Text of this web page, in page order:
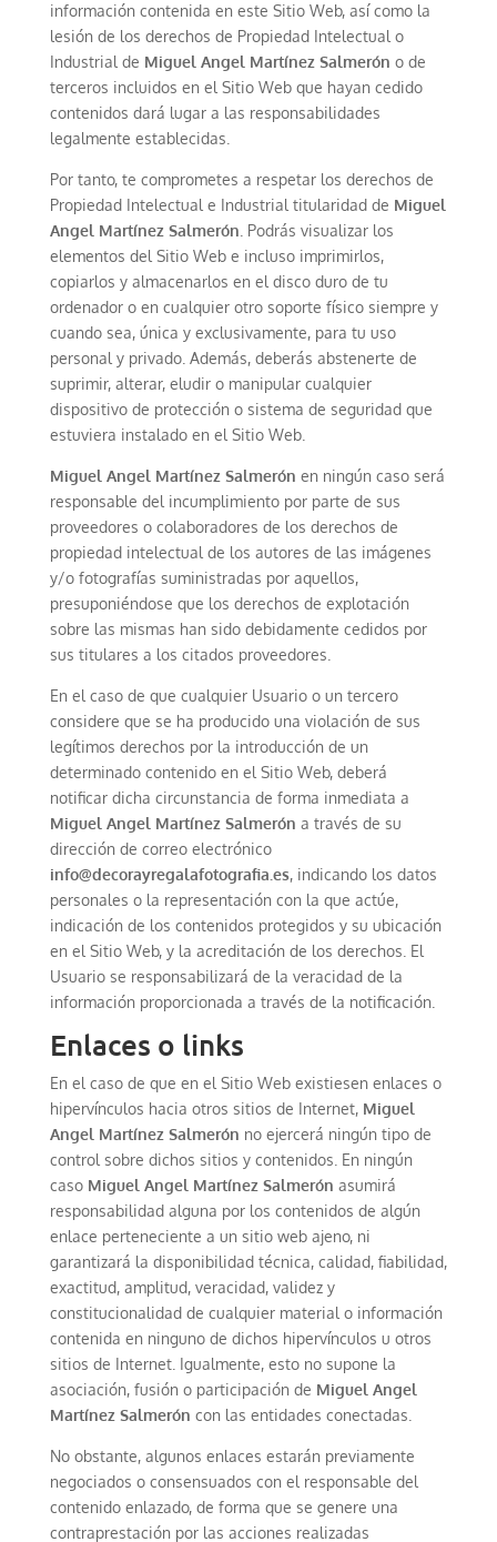
información contenida en este Sitio Web, así como la
lesión de los derechos de Propiedad Intelectual o
Industrial de Miguel Angel Martínez Salmerón o de
terceros incluidos en el Sitio Web que hayan cedido
contenidos dará lugar a las responsabilidades
legalmente establecidas.
Por tanto, te comprometes a respetar los derechos de
Propiedad Intelectual e Industrial titularidad de Miguel
Angel Martínez Salmerón . Podrás visualizar los
elementos del Sitio Web e incluso imprimirlos,
copiarlos y almacenarlos en el disco duro de tu
ordenador o en cualquier otro soporte físico siempre y
cuando sea, única y exclusivamente, para tu uso
personal y privado. Además, deberás abstenerte de
suprimir, alterar, eludir o manipular cualquier
dispositivo de protección o sistema de seguridad que
estuviera instalado en el Sitio Web.
Miguel Angel Martínez Salmerón en ningún caso será
responsable del incumplimiento por parte de sus
proveedores o colaboradores de los derechos de
propiedad intelectual de los autores de las imágenes
y/o fotografías suministradas por aquellos,
presuponiéndose que los derechos de explotación
sobre las mismas han sido debidamente cedidos por
sus titulares a los citados proveedores.
En el caso de que cualquier Usuario o un tercero
considere que se ha producido una violación de sus
legítimos derechos por la introducción de un
determinado contenido en el Sitio Web, deberá
notificar dicha circunstancia de forma inmediata a
Miguel Angel Martínez Salmerón a través de su
dirección de correo electrónico
info@decorayregalafotografia.es, indicando los datos
personales o la representación con la que actúe,
indicación de los contenidos protegidos y su ubicación
en el Sitio Web, y la acreditación de los derechos. El
Usuario se responsabilizará de la veracidad de la
información proporcionada a través de la notificación.
Enlaces o links
En el caso de que en el Sitio Web existiesen enlaces o
hipervínculos hacia otros sitios de Internet, Miguel
Angel Martínez Salmerón no ejercerá ningún tipo de
control sobre dichos sitios y contenidos. En ningún
casoMiguel Angel Martínez Salmerón asumirá
responsabilidad alguna por los contenidos de algún
enlace perteneciente a un sitio web ajeno, ni
garantizará la disponibilidad técnica, calidad, fiabilidad,
exactitud, amplitud, veracidad, validez y
constitucionalidad de cualquier material o información
contenida en ninguno de dichos hipervínculos u otros
sitios de Internet. Igualmente, esto no supone la
asociación, fusión o participación de Miguel Angel
Martínez Salmerón con las entidades conectadas.
No obstante, algunos enlaces estarán previamente
negociados o consensuados con el responsable del
contenido enlazado, de forma que se genere una
contraprestación por las acciones realizadas